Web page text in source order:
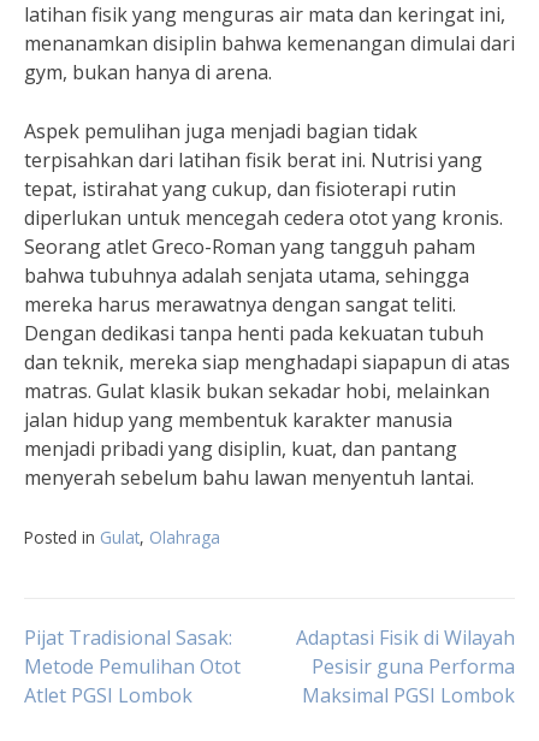
latihan fisik yang menguras air mata dan keringat ini,
menanamkan disiplin bahwa kemenangan dimulai dari
gym, bukan hanya di arena.
Aspek pemulihan juga menjadi bagian tidak
terpisahkan dari latihan fisik berat ini. Nutrisi yang
tepat, istirahat yang cukup, dan fisioterapi rutin
diperlukan untuk mencegah cedera otot yang kronis.
Seorang atlet Greco-Roman yang tangguh paham
bahwa tubuhnya adalah senjata utama, sehingga
mereka harus merawatnya dengan sangat teliti.
Dengan dedikasi tanpa henti pada kekuatan tubuh
dan teknik, mereka siap menghadapi siapapun di atas
matras. Gulat klasik bukan sekadar hobi, melainkan
jalan hidup yang membentuk karakter manusia
menjadi pribadi yang disiplin, kuat, dan pantang
menyerah sebelum bahu lawan menyentuh lantai.
Posted in Gulat, Olahraga
Navigasi
pos
Pijat Tradisional Sasak:
Metode Pemulihan Otot
Atlet PGSI Lombok
Adaptasi Fisik di Wilayah
Pesisir guna Performa
Maksimal PGSI Lombok